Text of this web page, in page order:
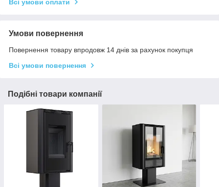
Всі умови оплати
Умови повернення
Повернення товару впродовж 14 днів за рахунок покупця
Всі умови повернення
Подібні товари компанії